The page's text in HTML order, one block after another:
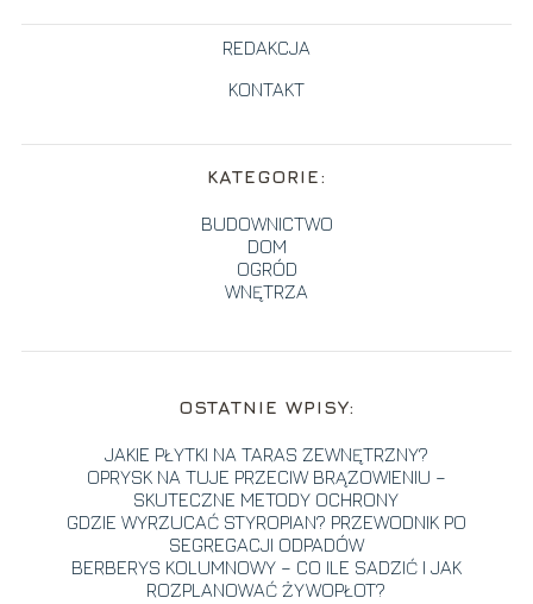
REDAKCJA
KONTAKT
KATEGORIE:
BUDOWNICTWO
DOM
OGRÓD
WNĘTRZA
OSTATNIE WPISY:
JAKIE PŁYTKI NA TARAS ZEWNĘTRZNY?
OPRYSK NA TUJE PRZECIW BRĄZOWIENIU –
SKUTECZNE METODY OCHRONY
GDZIE WYRZUCAĆ STYROPIAN? PRZEWODNIK PO
SEGREGACJI ODPADÓW
BERBERYS KOLUMNOWY – CO ILE SADZIĆ I JAK
ROZPLANOWAĆ ŻYWOPŁOT?